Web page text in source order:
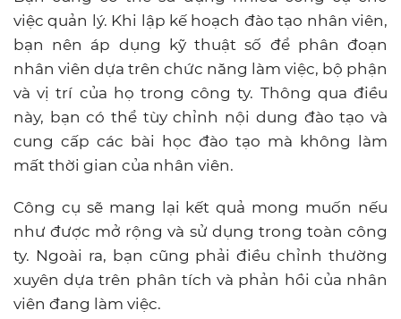
việc quản lý. Khi lập kế hoạch đào tạo nhân viên,
bạn nên áp dụng kỹ thuật số để phân đoạn
nhân viên dựa trên chức năng làm việc, bộ phận
và vị trí của họ trong công ty. Thông qua điều
này, bạn có thể tùy chỉnh nội dung đào tạo và
cung cấp các bài học đào tạo mà không làm
mất thời gian của nhân viên.
Công cụ sẽ mang lại kết quả mong muốn nếu
như được mở rộng và sử dụng trong toàn công
ty. Ngoài ra, bạn cũng phải điều chỉnh thường
xuyên dựa trên phân tích và phản hồi của nhân
viên đang làm việc.